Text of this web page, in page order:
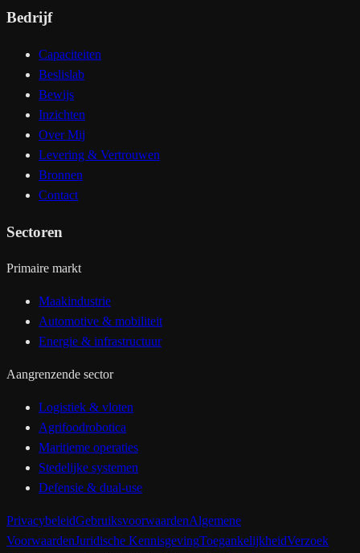
Bedrijf
Capaciteiten
Beslislab
Bewijs
Inzichten
Over Mij
Levering & Vertrouwen
Bronnen
Contact
Sectoren
Primaire markt
Maakindustrie
Automotive & mobiliteit
Energie & infrastructuur
Aangrenzende sector
Logistiek & vloten
Agrifoodrobotica
Maritieme operaties
Stedelijke systemen
Defensie & dual-use
PrivacybeleidGebruiksvoorwaardenAlgemene
VoorwaardenJuridische KennisgevingToegankelijkheidVerzoek